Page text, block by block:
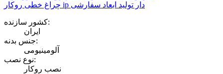
چراغ خطی روکار ip دار تولید ابعاد سفارشی
کشور سازنده:
ایران
جنس بدنه:
آلومینیومی
نوع نصب:
نصب روکار